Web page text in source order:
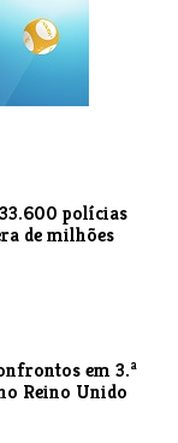
polícias
de milhões
em 3.ª
Reino Unido